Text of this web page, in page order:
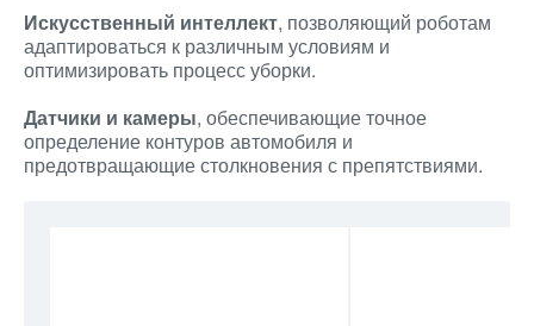
Искусственный интеллект, позволяющий роботам
адаптироваться к различным условиям и
оптимизировать процесс уборки.
Датчики и камеры, обеспечивающие точное
определение контуров автомобиля и
предотвращающие столкновения с препятствиями.